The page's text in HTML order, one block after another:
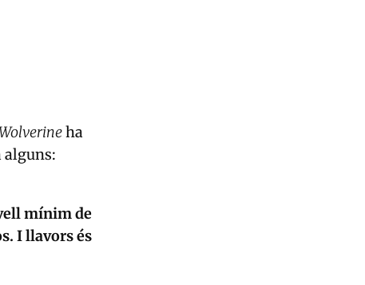
ha
alguns:
mínim de
I llavors és